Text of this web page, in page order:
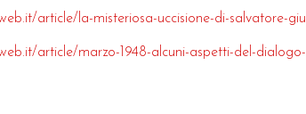
article/la-misteriosa-uccisione-di-salvatore-
article/marzo-1948-alcuni-aspetti-del-